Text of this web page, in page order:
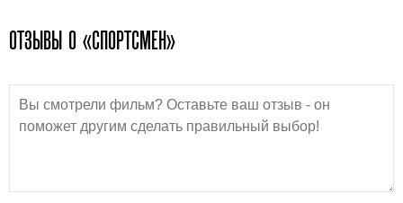
ОТЗЫВЫ О «СПОРТСМЕН»